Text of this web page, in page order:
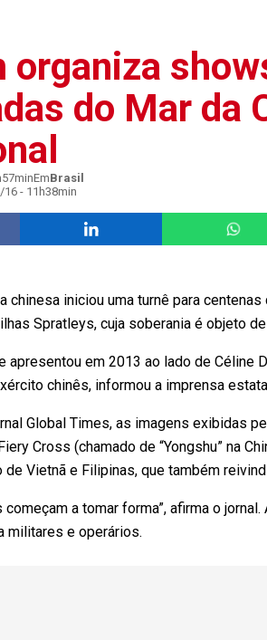
organiza
do Mar da
EmBrasil
- 11h38min
chinesa iniciou uma turnê para
Spratleys, cuja soberania é objeto
apresentou em 2013 ao lado de Céline
chinês, informou a imprensa
Global Times, as imagens exibidas
Cross (chamado de “Yongshu” na
Vietnã e Filipinas, que também
a tomar forma”, afirma o
militares e operários.